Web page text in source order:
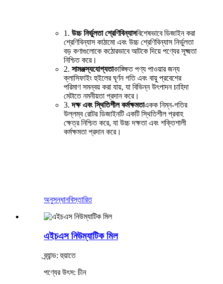
1. উচ্চ নির্ভুলতা শ্রেণিবিন্যাসবিশেষভাবে ডিজাইন করা
শ্রেণিবিন্যাস কাঠামো এবং উচ্চ শ্রেণিবিন্যাস নির্ভুলতা
বড় কণাগুলোকে কঠোরভাবে আটকে দিয়ে পণ্যের সূক্ষ্মতা
নিশ্চিত করে।
2. সামঞ্জস্যযোগ্যতাকাঙ্ক্ষিত পণ্য পাওয়ার জন্য
ক্লাসিফাইং হুইলের ঘূর্ণন গতি এবং বায়ু প্রবেশের
পরিমাণ সমন্বয় করা যায়, যা বিভিন্ন উৎপাদন চাহিদা
মেটাতে নমনীয়তা প্রদান করে।
3.দক্ষ এবং স্থিতিশীল কর্মক্ষমতাএকক নিম্ন-গতির
উল্লম্ব রোটর ডিজাইনটি একটি স্থিতিশীল প্রবাহ
ক্ষেত্র নিশ্চিত করে, যা উচ্চ দক্ষতা এবং শক্তিশালী
কর্মক্ষমতা প্রদান করে।
অনুসন্ধানবিস্তারিত
এইচএস নিউম্যাটিক মিল
ব্র্যান্ড: হুয়াতে
পণ্যের উৎস: চীন